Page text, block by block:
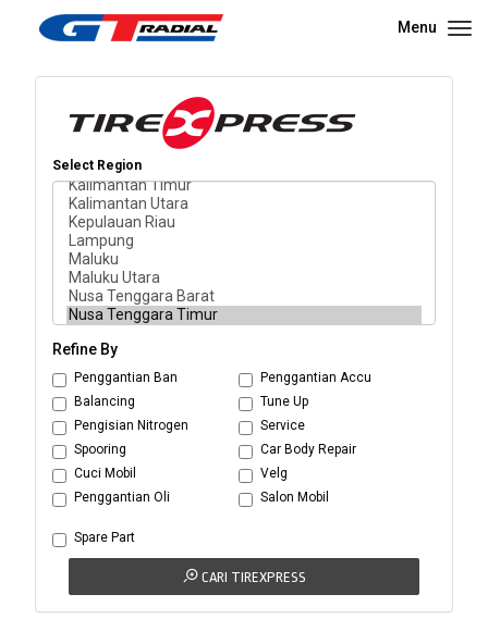
Menu
Select Region
Refine By
Penggantian Ban
Balancing
Pengisian Nitrogen
Spooring
Cuci Mobil
Penggantian Oli
Penggantian Accu
Tune Up
Service
Car Body Repair
Velg
Salon Mobil
Spare Part
CARI TIREXPRESS